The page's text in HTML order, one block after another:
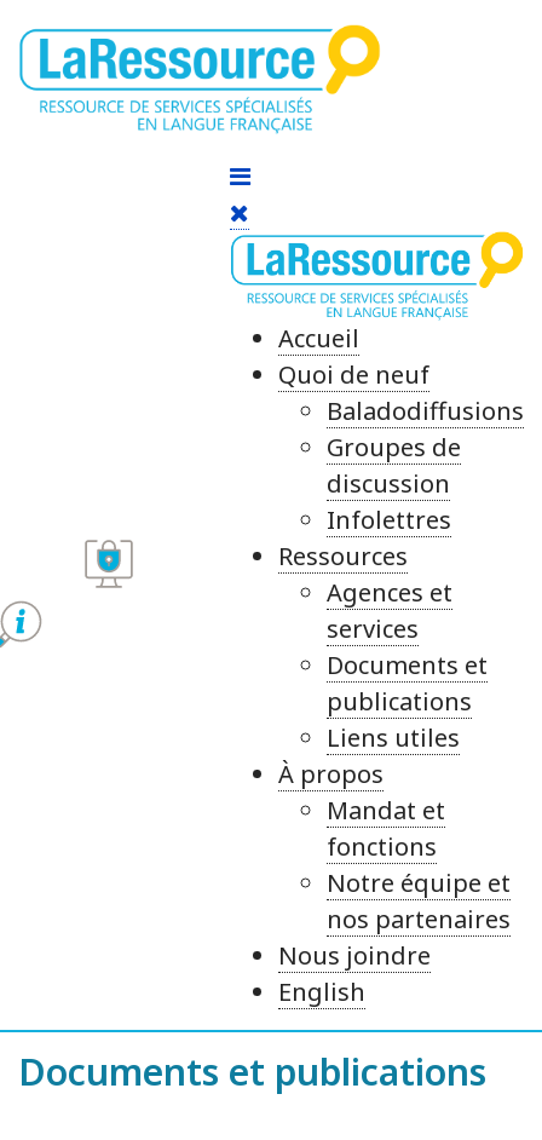
Accueil
Quoi de neuf
Baladodiffusions
Groupes de
discussion
Infolettres
Ressources
Agences et
services
Documents et
publications
Liens utiles
À propos
Mandat et
fonctions
Notre équipe et
nos partenaires
Nous joindre
English
Documents et publications